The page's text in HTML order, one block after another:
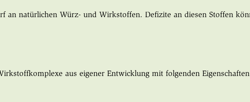
an natürlichen Würz- und Wirkstoffen. Defizite an diesen Stoffen
aus eigener Entwicklung mit folgenden